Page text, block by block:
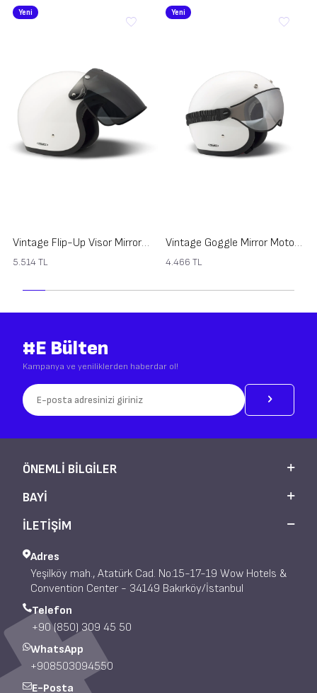
Yeni
Vintage Flip-Up Visor Mirror Vizör
5.514TL
Yeni
Vintage Goggle Mirror Motosiklet Gözlüğü
4.466 TL
#E Bülten
Kampanya ve yeniliklerden haberdar ol!
ÖNEMLI BILGILER
BAYI
İLETİŞİM
Adres
Yeşilköy mah., Atatürk Cad. No:15-17-19 Wow Hotels &
Convention Center - 34149 Bakırköy/İstanbul
Telefon
+90 (850) 309 45 50
WhatsApp
+908503094550
E-Posta